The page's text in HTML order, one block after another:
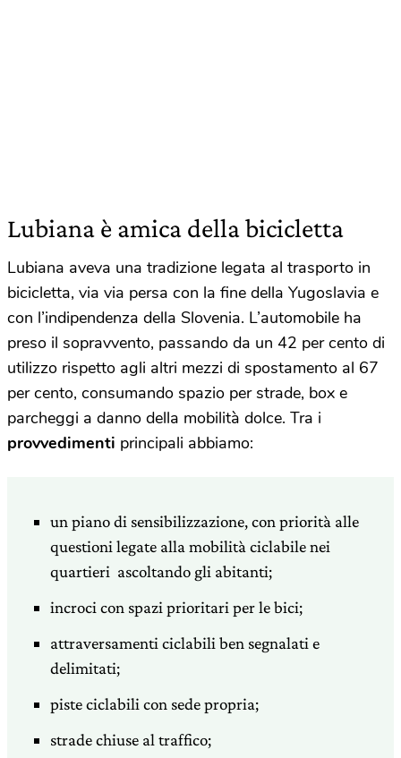
Lubiana è amica della bicicletta
Lubiana aveva una tradizione legata al trasporto in
bicicletta, via via persa con la fine della Yugoslavia e
con l’indipendenza della Slovenia. L’automobile ha
preso il sopravvento, passando da un 42 per cento di
utilizzo rispetto agli altri mezzi di spostamento al 67
per cento, consumando spazio per strade, box e
parcheggi a danno della mobilità dolce. Tra i
provvedimenti principali abbiamo:
un piano di sensibilizzazione, con priorità alle
questioni legate alla mobilità ciclabile nei
quartieri ascoltando gli abitanti;
incroci con spazi prioritari per le bici;
attraversamenti ciclabili ben segnalati e
delimitati;
piste ciclabili con sede propria;
strade chiuse al traffico;